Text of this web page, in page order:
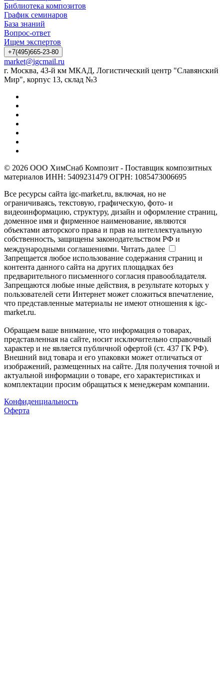
Библиотека композитов
График семинаров
База знаний
Вопрос-ответ
Ищем экспертов
+7(495)665-23-80
market@igcmail.ru
г. Москва, 43-й км МКАД, Логистический центр "Славянский
Мир", корпус 13, склад №3
© 2026 ООО ХимСнаб Композит - Поставщик композитных
материалов ИНН: 5409231479 ОГРН: 1085473006695
Все ресурсы сайта igc-market.ru, включая, но не
ограничиваясь, текстовую, графическую, фото- и
видеоинформацию, структуру, дизайн и оформление страниц,
доменное имя и фирменное наименование, являются
объектами авторского права и прав на интеллектуальную
собственность, защищены законодательством РФ и
международными соглашениями. Читать далее
Запрещается любое использование содержания страниц и
контента данного сайта на других площадках без
предварительного письменного согласия правообладателя.
Запрещаются любые иные действия, в результате которых у
пользователей сети Интернет может сложиться впечатление,
что представленные материалы не имеют отношения к igc-
market.ru.
Обращаем ваше внимание, что информация о товарах,
представленная на сайте, носит исключительно справочный
характер и не является публичной офертой (ст. 437 ГК РФ).
Внешний вид товара и его упаковки может отличаться от
изображений, размещенных на сайте. Для получения точной и
актуальной информации о товаре, его характеристиках и
комплектации просим обращаться к менеджерам компании.
Конфиденциальность
Оферта